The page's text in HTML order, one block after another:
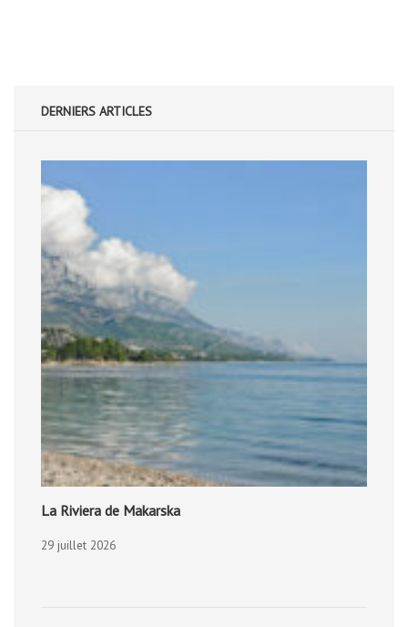
DERNIERS ARTICLES
La Riviera de Makarska
29 juillet 2026